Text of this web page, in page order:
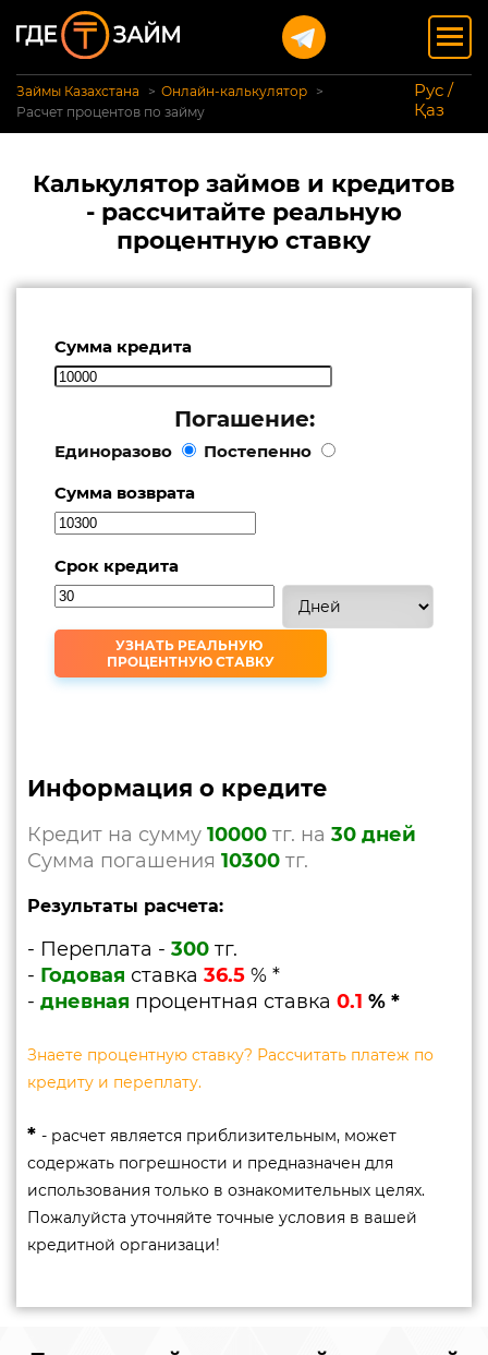
Займы Казахстана
Онлайн-калькулятор
Расчет процентов по займу
Рус /
Қаз
Калькулятор займов и кредитов
- рассчитайте реальную
процентную ставку
Сумма кредита
Погашение:
Единоразово
Постепенно
Сумма возврата
Срок кредита
Информация о кредите
Кредит на сумму 10000 тг. на 30 дней
Сумма погашения 10300 тг.
Результаты расчета:
- Переплата - 300 тг.
- Годовая ставка 36.5 % *
- дневная процентная ставка 0.1 % *
Знаете процентную ставку? Рассчитать платеж по
кредиту и переплату.
* - расчет является приблизительным, может
содержать погрешности и предназначен для
использования только в ознакомительных целях.
Пожалуйста уточняйте точные условия в вашей
кредитной организаци!